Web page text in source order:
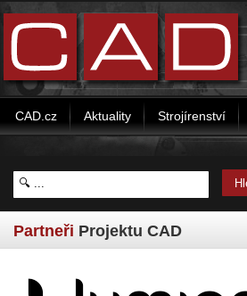
CAD.cz Aktuality Strojírenství
Partneři Projektu CAD